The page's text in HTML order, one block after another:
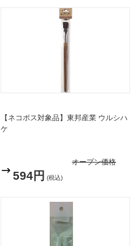
【ネコポス対象品】東邦産業 ウルシハ
ケ
オープン価格
594円 (税込)